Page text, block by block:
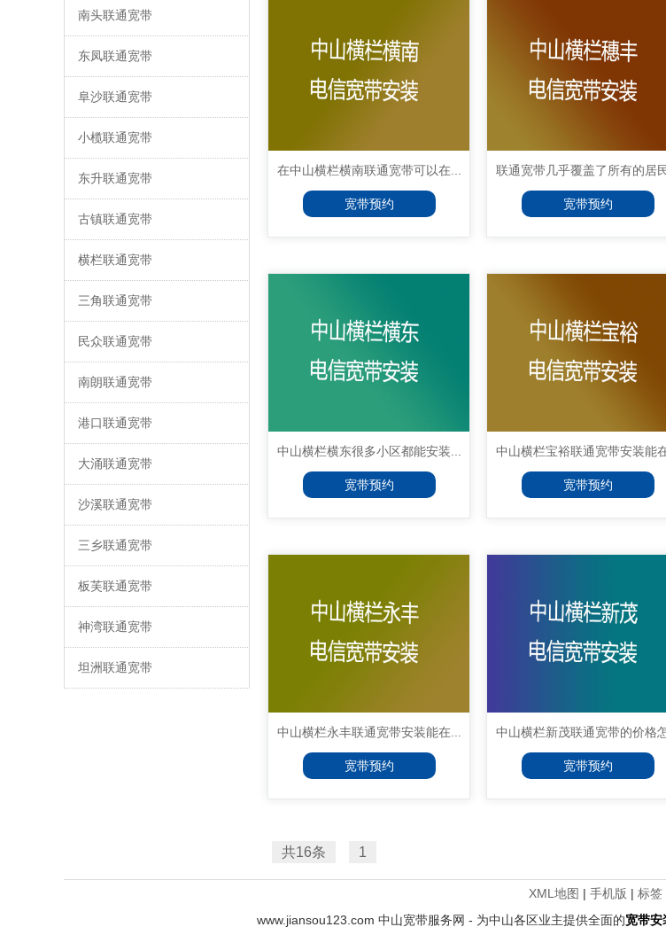
南头联通宽带
东凤联通宽带
阜沙联通宽带
小榄联通宽带
东升联通宽带
古镇联通宽带
横栏联通宽带
三角联通宽带
民众联通宽带
南朗联通宽带
港口联通宽带
大涌联通宽带
沙溪联通宽带
三乡联通宽带
板芙联通宽带
神湾联通宽带
坦洲联通宽带
在中山横栏横南联通宽带可以在...
宽带预约
联通宽带几乎覆盖了所有的居民
宽带预约
中山横栏横东很多小区都能安装...
宽带预约
中山横栏宝裕联通宽带安装能在
宽带预约
中山横栏永丰联通宽带安装能在...
宽带预约
中山横栏新茂联通宽带的价格怎
宽带预约
共16条 1
XML地图 | 手机版 | 标签
www.jiansou123.com 中山宽带服务网 - 为中山各区业主提供全面的宽带安